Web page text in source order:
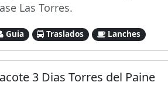
Las Torres.
Guia Traslados Lanches
3 Dias Torres del Paine